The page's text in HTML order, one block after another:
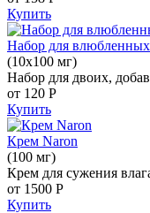
Купить
Набор для влюбленных
(10х100 мг)
Набор для двоих,
от 120 Р
Купить
Крем Naron
(100 мг)
Крем для сужения
от 1500 Р
Купить